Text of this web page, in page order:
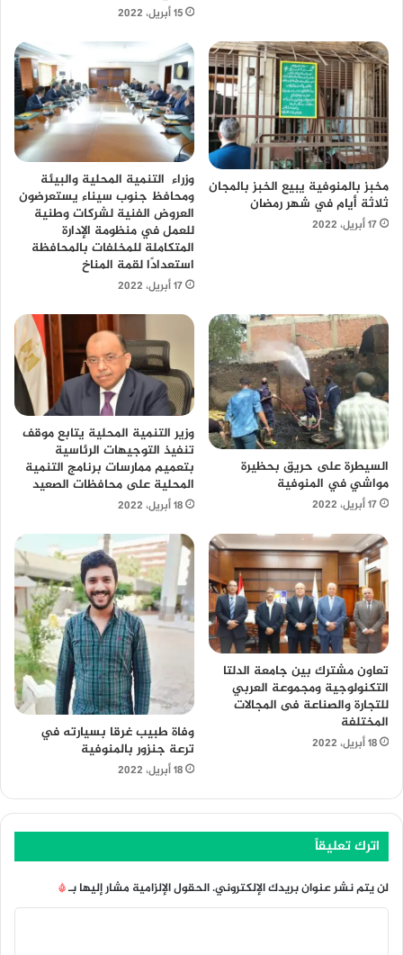
15 أبريل، 2022
مخبز بالمنوفية يبيع الخبز بالمجان
ثلاثة أيام في شهر رمضان
17 أبريل، 2022
وزراء التنمية المحلية والبيئة
ومحافظ جنوب سيناء يستعرضون
العروض الفنية لشركات وطنية
للعمل في منظومة الإدارة
المتكاملة للمخلفات بالمحافظة
استعدادًا لقمة المناخ
17 أبريل، 2022
السيطرة على حريق بحظيرة
مواشي في المنوفية
17 أبريل، 2022
وزير التنمية المحلية يتابع موقف
تنفيذ التوجيهات الرئاسية
بتعميم ممارسات برنامج التنمية
المحلية على محافظات الصعيد
18 أبريل، 2022
تعاون مشترك بين جامعة الدلتا
التكنولوجية ومجموعة العربي
للتجارة والصناعة فى المجالات
المختلفة
18 أبريل، 2022
وفاة طبيب غرقا بسيارته في
ترعة جنزور بالمنوفية
18 أبريل، 2022
اترك تعليقاً
لن يتم نشر عنوان بريدك الإلكتروني.الحقول الإلزامية مشار إليها بـ*